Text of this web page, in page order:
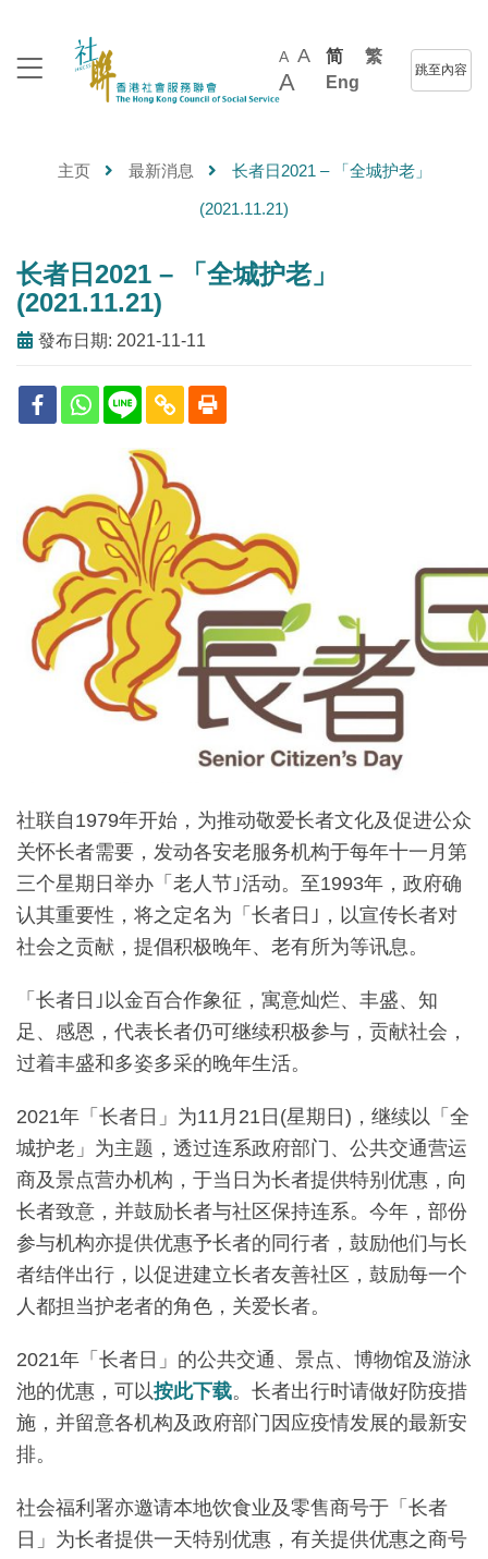
A A
A
简
繁
Eng
跳至內容
主页 最新消息 长者日2021 – 「全城护老」
(2021.11.21)
长者日2021 – 「全城护老」
(2021.11.21)
發布日期: 2021-11-11
社联自1979年开始，为推动敬爱长者文化及促进公众
关怀长者需要，发动各安老服务机构于每年十一月第
三个星期日举办「老人节｣活动。至1993年，政府确
认其重要性，将之定名为「长者日｣，以宣传长者对
社会之贡献，提倡积极晚年、老有所为等讯息。
「长者日｣以金百合作象征，寓意灿烂、丰盛、知
足、感恩，代表长者仍可继续积极参与，贡献社会，
过着丰盛和多姿多采的晚年生活。
2021年「长者日」为11月21日(星期日)，继续以「全
城护老」为主题，透过连系政府部门、公共交通营运
商及景点营办机构，于当日为长者提供特别优惠，向
长者致意，并鼓励长者与社区保持连系。今年，部份
参与机构亦提供优惠予长者的同行者，鼓励他们与长
者结伴出行，以促进建立长者友善社区，鼓励每一个
人都担当护老者的角色，关爱长者。
2021年「长者日」的公共交通、景点、博物馆及游泳
池的优惠，可以按此下载。长者出行时请做好防疫措
施，并留意各机构及政府部门因应疫情发展的最新安
排。
社会福利署亦邀请本地饮食业及零售商号于「长者
日」为长者提供一天特别优惠，有关提供优惠之商号